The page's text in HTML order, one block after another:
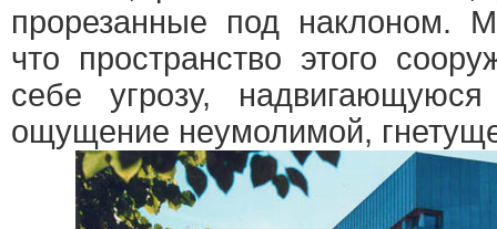
прорезанные под наклоном.
что пространство этого
себе угрозу, надвигающуюся
ощущение неумолимой,